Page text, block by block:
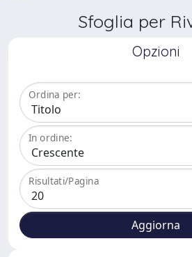
Sfoglia per
Opzioni
Ordina per:
In ordine:
Risultati/Pagina